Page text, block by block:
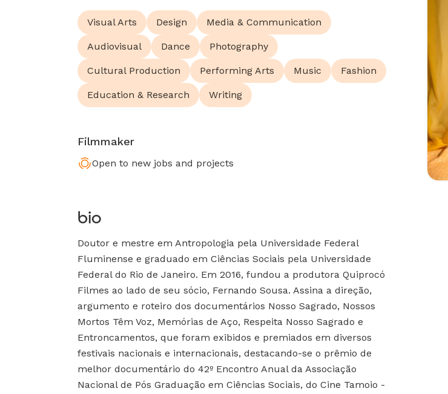
Visual Arts Design Media & Communication
Audiovisual Dance Photography
Cultural Production Performing Arts Music Fashion
Education & Research Writing
Filmmaker
Open to new jobs and projects
bio
Doutor e mestre em Antropologia pela Universidade Federal
Fluminense e graduado em Ciências Sociais pela Universidade
Federal do Rio de Janeiro. Em 2016, fundou a produtora Quiprocó
Filmes ao lado de seu sócio, Fernando Sousa. Assina a direção,
argumento e roteiro dos documentários Nosso Sagrado, Nossos
Mortos Têm Voz, Memórias de Aço, Respeita Nosso Sagrado e
Entroncamentos, que foram exibidos e premiados em diversos
festivais nacionais e internacionais, destacando-se o prêmio de
melhor documentário do 42º Encontro Anual da Associação
Nacional de Pós Graduação em Ciências Sociais, do Cine Tamoio -